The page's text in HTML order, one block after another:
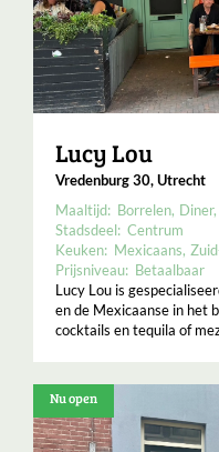
Lucy Lou
Vredenburg 30, Utrecht
Maaltijd: Borrelen Diner
Stadsdeel: Centrum
Keuken: Mexicaans
Prijsniveau: Betaalbaar
Lucy Lou is
en de Mexicaanse in het
cocktails en tequila of
Nu open